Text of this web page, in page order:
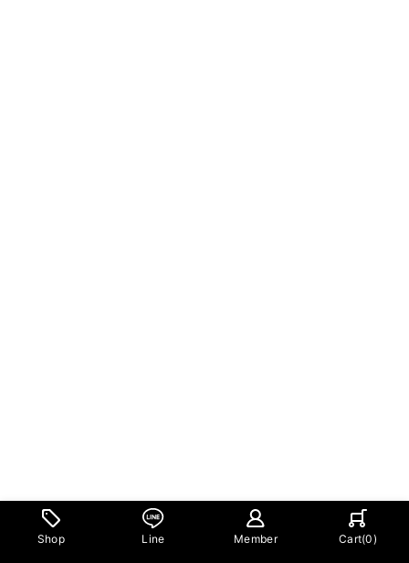
Shop Line Member Cart(0)